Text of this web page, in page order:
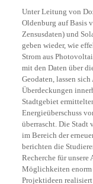
Unter Leitung von
Oldenburg auf Basis
Zensusdaten) und
geben wieder, wie
Strom aus
mit den Daten über
Geodaten, lassen
Überdeckungen
Stadtgebiet
Energieüberschuss
überrascht. Die Stadt
im Bereich der
berichten die
Recherche für unsere
Möglichkeiten enorm
Projektideen realisiert